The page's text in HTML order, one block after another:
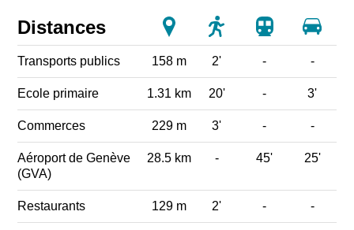
Distances
Transports publics 158 m 2' - -
Ecole primaire 1.31 km 20' - 3'
Commerces 229 m 3' - -
Aéroport de Genève
(GVA)
28.5 km - 45' 25'
Restaurants 129 m 2' - -